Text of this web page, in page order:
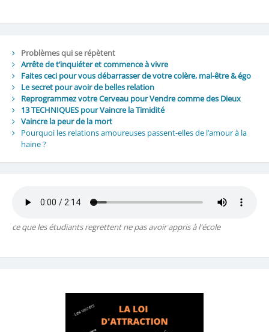
Problèmes qui se répètent
Arrête de t’inquiéter et commence à vivre
Faites ceci pour vous débarrasser de votre colère, mal-être & égo
Le secret pour avoir de belles relation
Reprogrammez votre Cerveau pour Vendre comme des Dieux
13 TECHNIQUES pour Vaincre la Timidité
Vaincre la peur de la mort
Pourquoi les relations amoureuses passent-elles de l’amour à la
haine ?
ce que les étudiants regrettent ne pas avoir appris à l'école